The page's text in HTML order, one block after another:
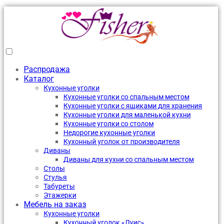
Распродажа
Каталог
Кухонные уголки
Кухонные уголки со спальным местом
Кухонные уголки с ящиками для хранения
Кухонные уголки для маленькой кухни
Кухонные уголки со столом
Недорогие кухонные уголки
Кухонный уголок от производителя
Диваны
Диваны для кухни со спальным местом
Столы
Стулья
Табуреты
Этажерки
Мебель на заказ
Кухонные уголки